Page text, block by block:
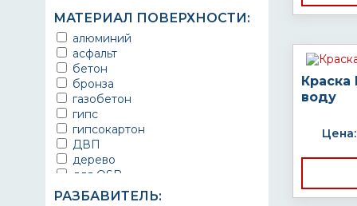
ворота
выхлопные системы
автомобилей
газопроводы
гараж
гидротехнические сооружения
городской транспорт
грузовые вагоны
двери металлические
детали двигателей
детали машин
для автомобилей
МАТЕРИАЛ ПОВЕРХНОСТИ:
алюминий
асфальт
бетон
бронза
газобетон
гипс
гипсокартон
ДВП
дерево
для OSB
для бетона
РАЗБАВИТЕЛЬ:
воду
Цена: